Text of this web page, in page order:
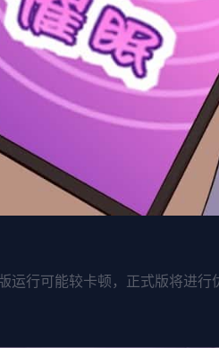
运行可能较卡顿，正式版将进行